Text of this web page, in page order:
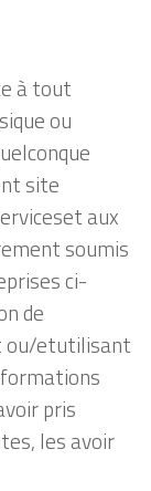
à tout
ou
site
aux
soumis
ci-
de
ou/etutilisant
pris
les avoir